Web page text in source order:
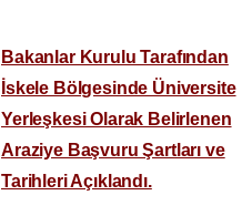
Bakanlar Kurulu Tarafından
İskele Bölgesinde Üniversite
Yerleşkesi Olarak Belirlenen
Araziye Başvuru Şartları ve
Tarihleri Açıklandı.